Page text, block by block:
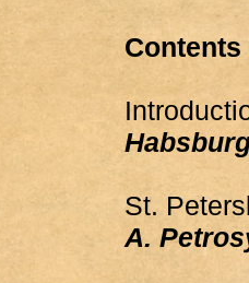
Contents
St.
A.